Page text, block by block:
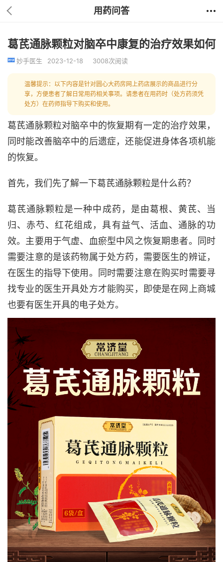
用药问答
葛芪通脉颗粒对脑卒中康复的治疗效果如何
妙手医生 2023-12-18 3008次阅读
温馨提示：以下内容是针对圆心大药房网上药店展示的商品进行分
享，方便患者了解日常用药相关事项。请患者在用药时（处方药须凭
处方）在药师指导下购买和使用。
葛芪通脉颗粒对脑卒中的恢复期有一定的治疗效果，
同时能改善脑卒中的后遗症，还能促进身体各项机能
的恢复。
首先，我们先了解一下葛芪通脉颗粒是什么药？
葛芪通脉颗粒是一种中成药，是由葛根、黄芪、当
归、赤芍、红花组成， 具有益气、 活血、 通脉的功
效。 主要用于气虚、血瘀型中风之恢复期患者。
同时
需要注意的是该药物属于处方药，需要医生的辨证，
在医生的指导下使用。同时需要注意在购买时需要寻
找专业的医生开具处方才能购买，即使是在网上商城
也要有医生开具的电子处方。